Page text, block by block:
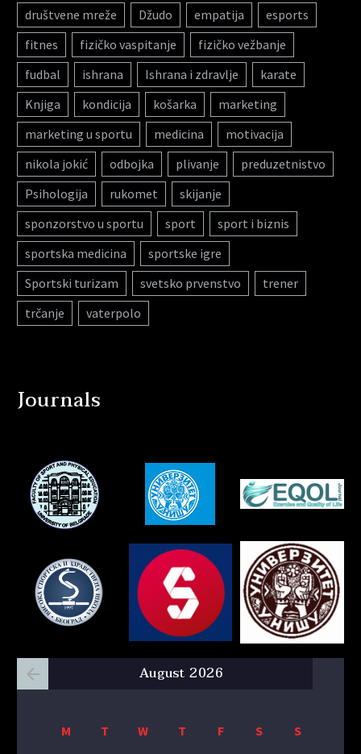
društvene mreže
Džudo empatija
esports
fitnes
fizičko vaspitanje
fizičko vežbanje
fudbal
ishrana Ishrana i zdravlje
karate
Knjiga
kondicija košarka
marketing
marketing u sportu
medicina
motivacija
nikola jokić
odbojka plivanje
preduzetnistvo
Psihologija
rukomet
skijanje
sponzorstvo u sportu
sport
sport i biznis
sportska medicina
sportske igre
Sportski turizam
svetsko prvenstvo
trener
trčanje
vaterpolo
Journals
August 2026
M T W T F S
S